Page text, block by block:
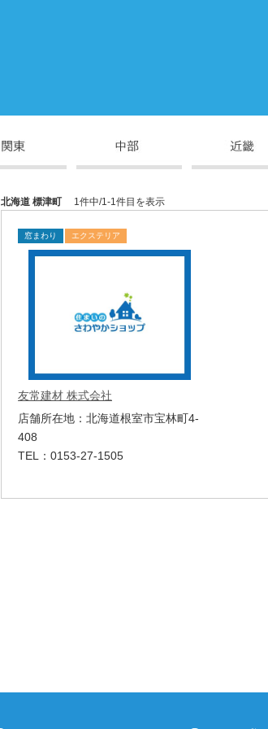
北海道 標津町 1件中/1-1件目を表示
窓まわり エクステリア
友常建材 株式会社
店舗所在地：北海道根室市宝林町4-
408
TEL：0153-27-1505